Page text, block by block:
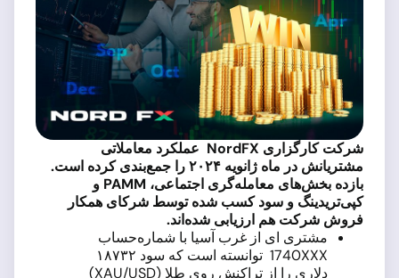
شرکت کارگزاری NordFX عملکرد معاملاتی
مشتریانش در ماه ژانویه ۲۰۲۴ را جمع‌بندی کرده است.
بازده بخش‌های معامله‌گری اجتماعی، PAMM و
کپی‌تریدینگ و سود کسب شده توسط شرکای همکار
فروش شرکت هم ارزیابی شده‌اند.
مشتری ای از غرب آسیا با شماره‌حساب
1740XXX توانسته است که سود ۱۸۷۳۲
دلاری را از تراکنش روی طلا (XAU/USD)